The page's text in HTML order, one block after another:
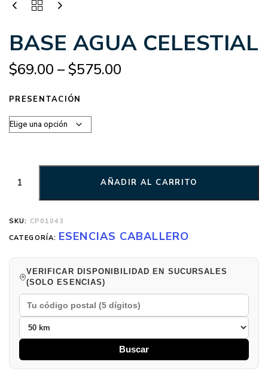
BASE AGUA CELESTIAL
$69.00 –$575.00
PRESENTACIÓN
AÑADIR AL CARRITO
SKU: CP01043
CATEGORÍA: ESENCIAS CABALLERO
VERIFICAR DISPONIBILIDAD EN SUCURSALES
(SOLO ESENCIAS)
Buscar